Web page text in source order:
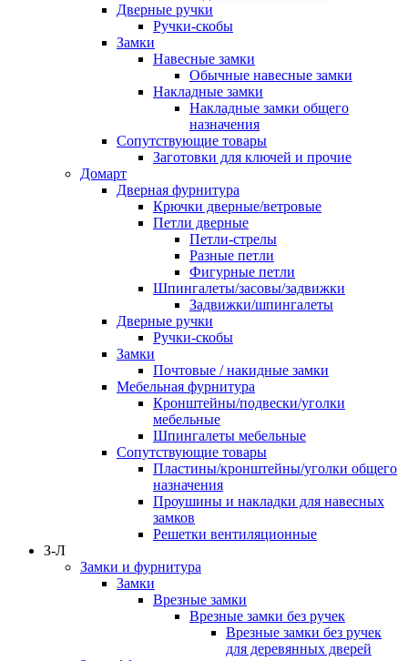
Дверные ручки
Ручки-скобы
Замки
Навесные замки
Обычные навесные замки
Накладные замки
Накладные замки общего
назначения
Сопутствующие товары
Заготовки для ключей и прочие
Домарт
Дверная фурнитура
Крючки дверные/ветровые
Петли дверные
Петли-стрелы
Разные петли
Фигурные петли
Шпингалеты/засовы/задвижки
Задвижки/шпингалеты
Дверные ручки
Ручки-скобы
Замки
Почтовые / накидные замки
Мебельная фурнитура
Кронштейны/подвески/уголки
мебельные
Шпингалеты мебельные
Сопутствующие товары
Пластины/кронштейны/уголки общего
назначения
Проушины и накладки для навесных
замков
Решетки вентиляционные
З-Л
Замки и фурнитура
Замки
Врезные замки
Врезные замки без ручек
Врезные замки без ручек
для деревянных дверей